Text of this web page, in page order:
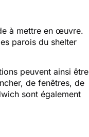
à mettre en œuvre.
parois du shelter
peuvent ainsi être
de fenêtres, de
sont également